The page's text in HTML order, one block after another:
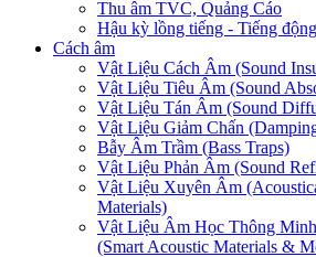
Thu âm TVC, Quảng Cáo
Hậu kỳ lồng tiếng - Tiếng
Cách âm
Vật Liệu Cách Âm (Sound
Vật Liệu Tiêu Âm (Sound
Vật Liệu Tán Âm (Sound
Vật Liệu Giảm Chấn
Bẫy Âm Trầm (Bass Traps)
Vật Liệu Phản Âm (Sound
Vật Liệu Xuyên Âm
Materials)
Vật Liệu Âm Học Thông
(Smart Acoustic Materials &